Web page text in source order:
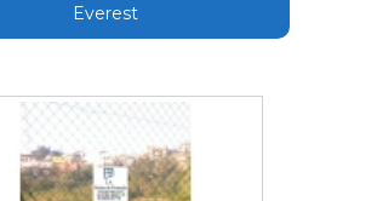
Everest